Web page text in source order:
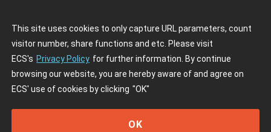
This site uses cookies to only capture URL parameters, count
visitor number, share functions and etc. Please visit
ECS's Privacy Policy for further information. By continue
browsing our website, you are hereby aware of and agree on
ECS' use of cookies by clicking "OK"
OK